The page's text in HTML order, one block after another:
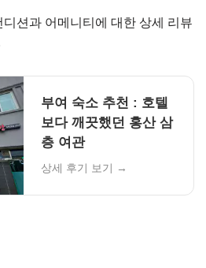
션과 어메니티에 대한 상세 리뷰
부여 숙소 추천 : 호텔
보다 깨끗했던 홍산 삼
층 여관
상세 후기 보기 →